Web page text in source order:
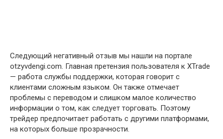
Следующий негативный отзыв мы нашли на портале
otzyvdengi.com. Главная претензия пользователя к XTrade
— работа службы поддержки, которая говорит с
клиентами сложным языком. Он также отмечает
проблемы с переводом и слишком малое количество
информации о том, как следует торговать. Поэтому
трейдер предпочитает работать с другими платформами,
на которых больше прозрачности.